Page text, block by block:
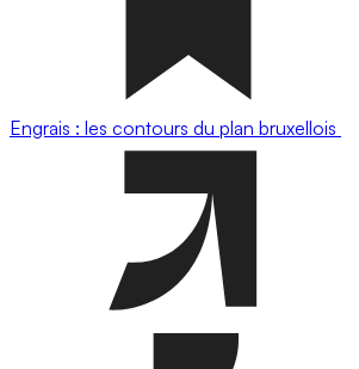
Engrais : les contours du plan bruxellois